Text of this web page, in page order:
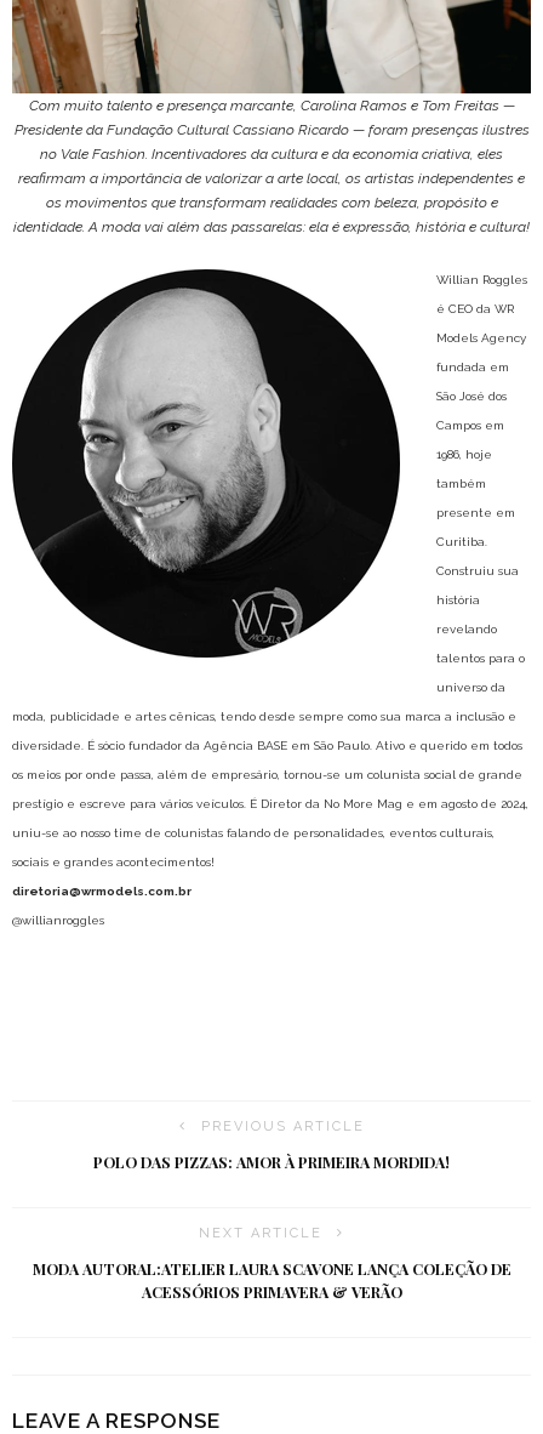
Com muito talento e presença marcante, Carolina Ramos e Tom Freitas —
Presidente da Fundação Cultural Cassiano Ricardo — foram presenças ilustres
no Vale Fashion. Incentivadores da cultura e da economia criativa, eles
reafirmam a importância de valorizar a arte local, os artistas independentes e
os movimentos que transformam realidades com beleza, propósito e
identidade. A moda vai além das passarelas: ela é expressão, história e cultura!
Willian Roggles
é CEO da WR
Models Agency
fundada em
São José dos
Campos em
1986, hoje
também
presente em
Curitiba.
Construiu sua
história
revelando
talentos para o
universo da
moda, publicidade e artes cênicas, tendo desde sempre como sua marca a inclusão e
diversidade. É sócio fundador da Agência BASE em São Paulo. Ativo e querido em todos
os meios por onde passa, além de empresário, tornou-se um colunista social de grande
prestígio e escreve para vários veículos. É Diretor da No More Mag e em agosto de 2024,
uniu-se ao nosso time de colunistas falando de personalidades, eventos culturais,
sociais e grandes acontecimentos!
diretoria@wrmodels.com.br
@willianroggles
PREVIOUS ARTICLE
POLO DAS PIZZAS: AMOR À PRIMEIRA MORDIDA!
NEXT ARTICLE
MODA AUTORAL:ATELIER LAURA SCAVONE LANÇA COLEÇÃO DE
ACESSÓRIOS PRIMAVERA & VERÃO
LEAVE A RESPONSE